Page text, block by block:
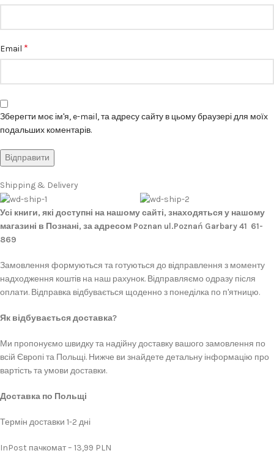
Email *
Зберегти моє ім'я, e-mail, та адресу сайту в цьому браузері для моїх
подальших коментарів.
Shipping & Delivery
Усі книги, які доступні на нашому сайті, знаходяться у нашому
магазині в Познані, за адресом Poznan ul.Poznań Garbary 41 61-
869
Замовлення формуються та готуються до відправлення з моменту
надходження коштів на наш рахунок. Відправляємо одразу після
оплати. Відправка відбувається щоденно з понеділка по п'ятницю.
Як відбувається доставка?
Ми пропонуємо швидку та надійну доставку вашого замовлення по
всій Європі та Польщі. Нижче ви знайдете детальну інформацію про
вартість та умови доставки.
Доставка по Польщі
Термін доставки 1-2 дні
InPost пачкомат – 13,99 PLN